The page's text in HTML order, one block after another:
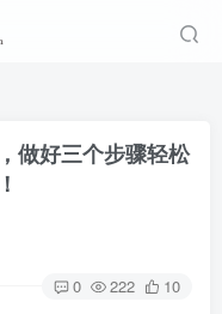
做好三个步骤轻松
0 222 10